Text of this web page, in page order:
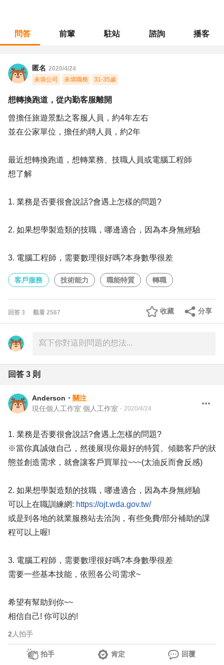
問答 前輩 駐站 諮詢 播客
匿名 2020/4/24
未填公司
未填職務 31-35歲
想轉換跑道，從內勤客服離開
曾擔任旅遊景點之客服人員，約4年左右
並在公家單位，擔任約聘人員，約2年
最近想轉換跑道，想轉業務、技職人員或電腦工程師
想了解
1. 業務是否要很會說話?會遇上怎樣的問題?
2. 如果想學製造類的技職，哪邊適合，因為本身無經驗
3. 電腦工程師，需要數理很好嗎?本身數學很差
客戶服務 技術能力 職能特質 轉職
回答 3 觀看 2567 分享
收藏
回答 3 則
Anderson ・ 關注
現任個人工作室 個人工作室 ・ 2020/4/24
1. 業務是否要很會說話?會遇上怎樣的問題?
※當你真誠做自己，然後展現你最好的特質、傾聽客戶的狀
態並創造需求，就會讓客戶買單拉~~~(太油反而會反感)
2. 如果想學製造類的技職，哪邊適合，因為本身無經驗
可以上在職訓練網: https://ojt.wda.gov.tw/
或是到各地的就業服務站去洽詢，有些免費/部分補助的課
程可以上喔!
3. 電腦工程師，需要數理很好嗎?本身數學很差
需要一些基本技能，依照各公司需求~
希望有幫助到你~~
相信自己! 你可以的!
2 人拍手
拍手 肯定 回覆